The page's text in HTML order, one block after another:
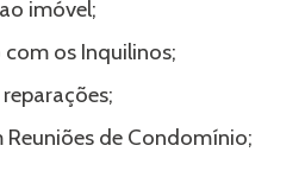
imóvel;
os Inquilinos;
Reuniões de Condomínio;